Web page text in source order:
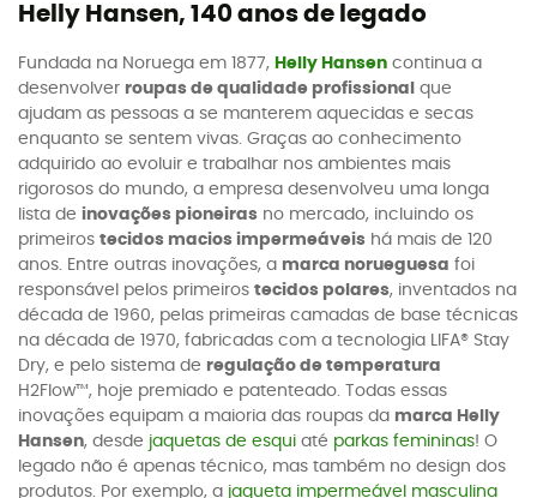
Helly Hansen, 140 anos de legado
Fundada na Noruega em 1877, Helly Hansen continua a
desenvolver roupas de qualidade profissional
que
ajudam as pessoas a se manterem aquecidas e secas
enquanto se sentem vivas. Graças ao conhecimento
adquirido ao evoluir e trabalhar nos ambientes mais
rigorosos do mundo, a empresa desenvolveu uma longa
lista de inovações pioneiras no mercado, incluindo os
primeiros tecidos macios impermeáveis há mais de 120
anos. Entre outras inovações, a marca norueguesa foi
responsável pelos primeiros tecidos polares, inventados na
década de 1960, pelas primeiras camadas de base técnicas
na década de 1970, fabricadas com a tecnologia LIFA® Stay
Dry, e pelo sistema de regulação de temperatura
H2Flow™, hoje premiado e patenteado. Todas essas
inovações equipam a maioria das roupas da marca Helly
Hansen, desde jaquetas de esqui até parkas femininas! O
legado não é apenas técnico, mas também no design dos
produtos. Por exemplo, a jaqueta impermeável masculina